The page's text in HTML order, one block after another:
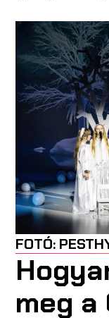
FOTÓ:
meg a